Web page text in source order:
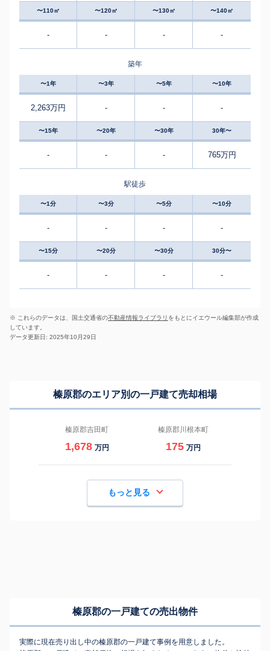
〜110㎡ 〜120㎡ 〜130㎡ 〜140㎡
- - - -
築年
〜1年 〜3年 〜5年 〜10年
2,263万円 - - -
〜15年 〜20年 〜30年 30年〜
- - - 765万円
駅徒歩
〜1分 〜3分 〜5分 〜10分
- - - -
〜15分 〜20分 〜30分 30分〜
- - - -
※ これらのデータは、国土交通省の不動産情報ライブラリ をもとにイエウール編集部が作成
しています。
データ更新日: 2025年10月29日
榛原郡のエリア別の一戸建て売却相場
榛原郡吉田町
1,678 万円
榛原郡川根本町
175 万円
もっと見る
榛原郡の一戸建ての売出物件
実際に現在売り出し中の榛原郡の一戸建て事例を用意しました。